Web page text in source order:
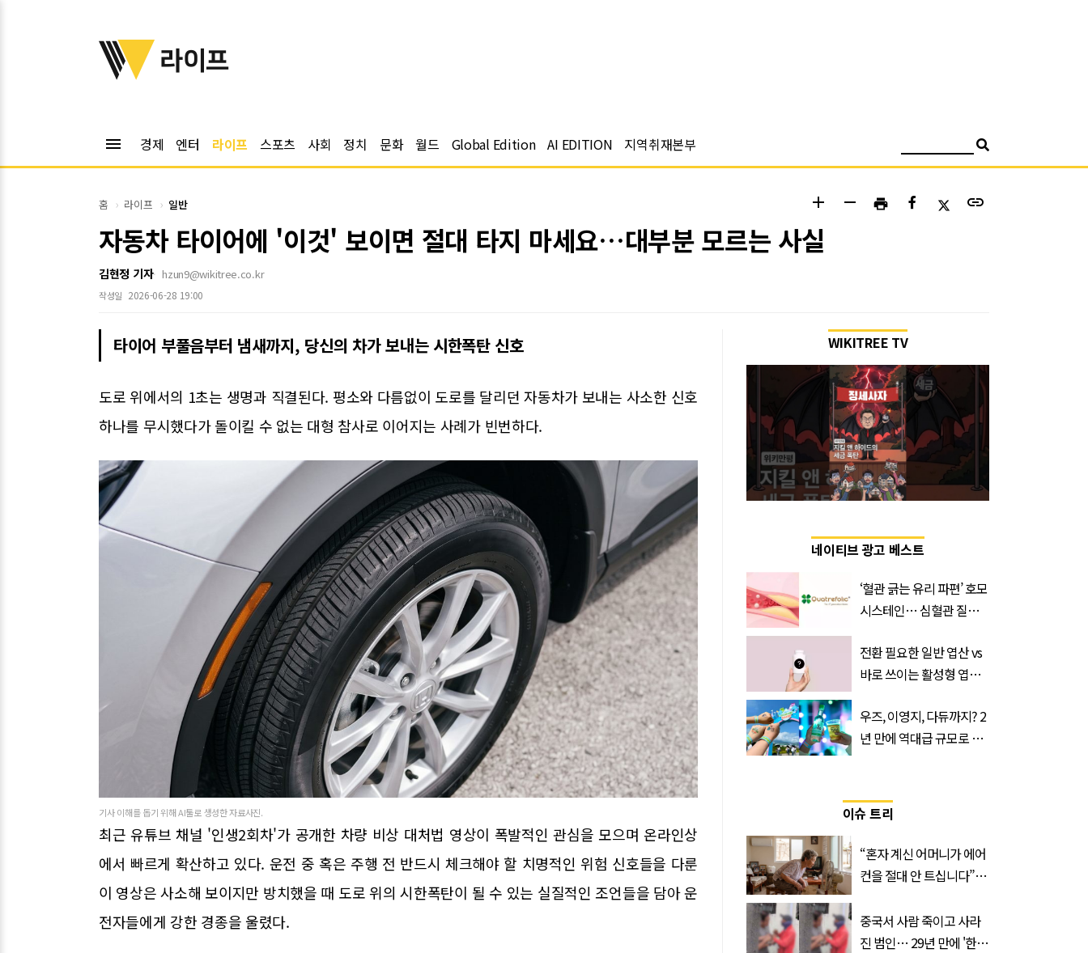
위키트리
라이프
menu 경제 엔터 라이프 스포츠 사회 정치 문화 월드 Global Edition AI EDITION 지역취재본부
홈 라이프 일반 add remove print link
자동차 타이어에 '이것' 보이면 절대 타지 마세요…대부분 모르는 사실
김현정 기자 hzun9@wikitree.co.kr
작성일 2026-06-28 19:00
타이어 부풀음부터 냄새까지, 당신의 차가 보내는 시한폭탄 신호
도로 위에서의 1초는 생명과 직결된다. 평소와 다름없이 도로를 달리던 자동차가 보내는 사소한 신호
하나를 무시했다가 돌이킬 수 없는 대형 참사로 이어지는 사례가 빈번하다.
기사 이해를 돕기 위해 AI툴로 생성한 자료사진.
최근 유튜브 채널 '인생2회차'가 공개한 차량 비상 대처법 영상이 폭발적인 관심을 모으며 온라인상
에서 빠르게 확산하고 있다. 운전 중 혹은 주행 전 반드시 체크해야 할 치명적인 위험 신호들을 다룬
이 영상은 사소해 보이지만 방치했을 때 도로 위의 시한폭탄이 될 수 있는 실질적인 조언들을 담아 운
전자들에게 강한 경종을 울렸다.
WIKITREE TV
네이티브 광고 베스트
‘혈관 긁는 유리 파편’ 호모
시스테인… 심혈관 질환
전환 필요한 일반 엽산 vs
바로 쓰이는 활성형 엽
‘Quatrefolic®’ 주목
우즈, 이영지, 다듀까지? 2
년 만에 역대급 규모로 돌
이슈 트리
“혼자 계신 어머니가 에어
컨을 절대 안 트십니다”…
중국서 사람 죽이고 사라
진 범인… 29년 만에 '한